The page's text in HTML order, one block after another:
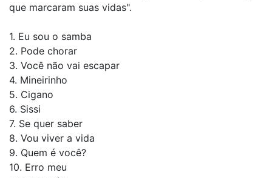
que marcaram suas vidas".
1. Eu sou o samba
2. Pode chorar
3. Você não vai escapar
4. Mineirinho
5. Cigano
6. Sissi
7. Se quer saber
8. Vou viver a vida
9. Quem é você?
10. Erro meu